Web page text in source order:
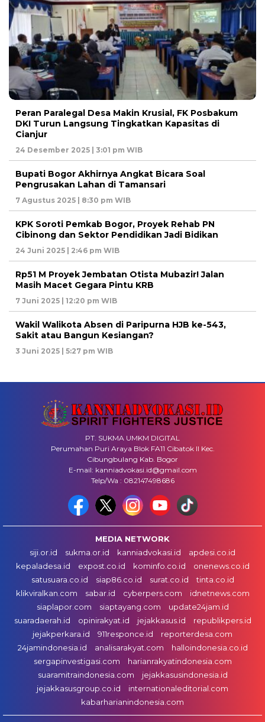
Peran Paralegal Desa Makin Krusial, FK Posbakum
DKI Turun Langsung Tingkatkan Kapasitas di
Cianjur
24 Desember 2025 | 3:01 pm WIB
Bupati Bogor Akhirnya Angkat Bicara Soal
Pengrusakan Lahan di Tamansari
7 Agustus 2025 | 8:30 pm WIB
KPK Soroti Pemkab Bogor, Proyek Rehab PN
Cibinong dan Sektor Pendidikan Jadi Bidikan
24 Juni 2025 | 2:46 pm WIB
Rp51 M Proyek Jembatan Otista Mubazir! Jalan
Masih Macet Gegara Pintu KRB
7 Juni 2025 | 12:20 pm WIB
Wakil Walikota Absen di Paripurna HJB ke-543,
Sakit atau Bangun Kesiangan?
3 Juni 2025 | 5:27 pm WIB
PT. SUKMA UMKM DIGITAL
Perumahan Puri Araya Blok FA11 Cibatok II Kec.
Cibungbulang Kab. Bogor
E-mail: kanniadvokasi.id@gmail.com
Telp/Wa : 082147498686
MEDIA NETWORK
siji.or.id
sukma.or.id kanniadvokasi.id
apdesi.co.id
kepaladesa.id
expost.co.id kominfo.co.id
onenews.co.id
satusuara.co.id
siap86.co.id surat.co.id
tinta.co.id
klikviralkan.com
sabar.id cyberpers.com
idnetnews.com
siaplapor.com
siaptayang.com
update24jam.id
suaradaerah.id
opinirakyat.id jejakkasus.id
republikpers.id
jejakperkara.id
911responce.id
reporterdesa.com
24jamindonesia.id
analisarakyat.com
halloindonesia.co.id
sergapinvestigasi.com
harianrakyatindonesia.com
suaramitraindonesia.com
jejakkasusindonesia.id
jejakkasusgroup.co.id
internationaleditorial.com
kabarharianindonesia.com